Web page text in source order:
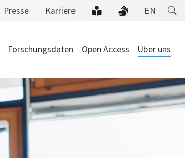
Presse Karriere EN
Forschungsdaten Open Access Über uns